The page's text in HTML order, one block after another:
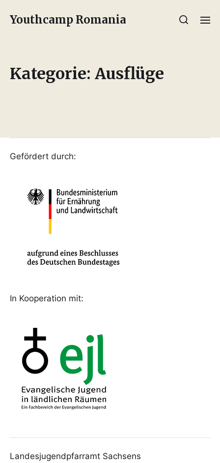
Youthcamp Romania
Kategorie: Ausflüge
Gefördert durch:
In Kooperation mit:
Landesjugendpfarramt Sachsens